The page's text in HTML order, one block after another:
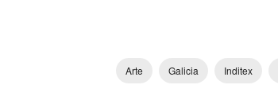
Arte Galicia Inditex